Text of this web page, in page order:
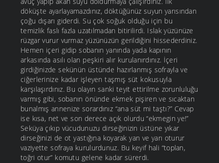
döküşte ayarlayamazdınız, döktüğünüz suyun yarısından
çoğu dışarı giderdi. Su çok soğuk olduğu için bu
temizlik faslı fazla uzatılmadan bitirilirdi. Islak yüzünüze
rüzgar vurur vurmaz yüzünüzün gerildiğini hissederdiniz.
Hemen içeri gidip sobanın yanında yada kapının
arkasında asılı olan peşkiri alır kurulanırdınız. İçeri
girdiğinizde sekünün üstünde hazırlanmış sofrayla ve
ciğerlerinize kadar işleyen taşmış süt kokusuyla
karşılaşırdınız. Bu olayın sanki teyit ettirilme zorunluluğu
varmış gibi, sobanın önünde ekmek pişiren ve sıcaktan
bunalmış annenize sorardınız “ana süt mi taştı?” Cevap
ise kısa, net ve son derece açık olurdu “ekmegin ye!”
Seküya çıkıp vücudunuzu dirseğinizin üstüne yıkar
dirseğinizi de ot yastığına koyarak yan ve yarı oturur
vaziyette sofraya kurulurdunuz. Bu keyif hali “toplan,
toğri otur” komutu gelene kadar sürerdi.